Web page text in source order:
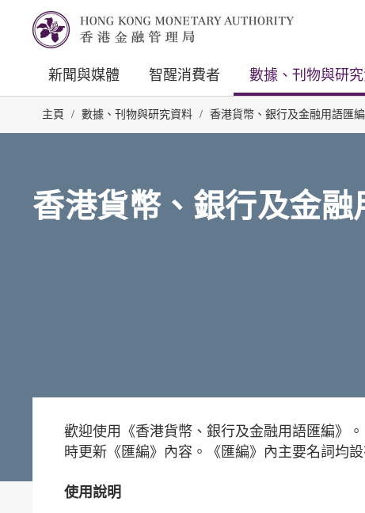
新聞與媒體 智醒消費者 數據、刊物與研
主頁 / 數據、刊物與研究資料 / 香港貨幣、銀行及金融用語匯編
香港貨幣、銀行及金融
歡迎使用《香港貨幣、銀行及金融用語匯編》
時更新《匯編》內容。《匯編》內主要名詞均
使用說明